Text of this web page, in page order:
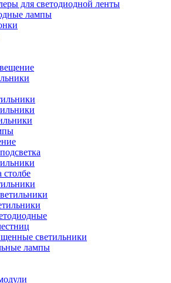
для светодиодной ленты
лампы
столбе
светильники
лампы